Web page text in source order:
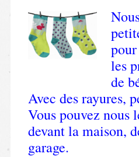
les
de
Avec des rayures,
Vous pouvez nous
devant la maison,
garage.